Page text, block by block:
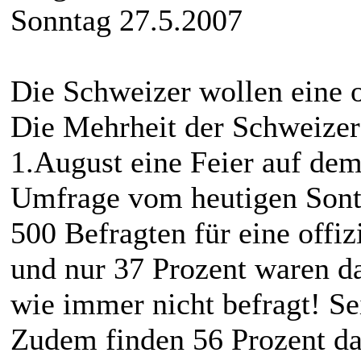
Sonntag 27.5.2007
Die Schweizer wollen
Die Mehrheit der
1.August eine Feier auf
Umfrage vom heutigen
500 Befragten für eine
und nur 37 Prozent waren
wie immer nicht befragt!
Zudem finden 56 Prozent